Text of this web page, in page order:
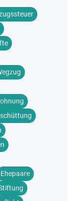
Ehepaare